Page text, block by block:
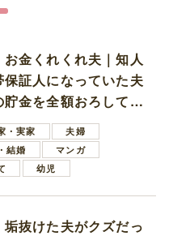
お金くれくれ夫｜知人
保証人になっていた夫
貯金を全額おろしてほ
言ってきた
・実家
夫婦
結婚
マンガ
幼児
垢抜けた夫がクズだっ